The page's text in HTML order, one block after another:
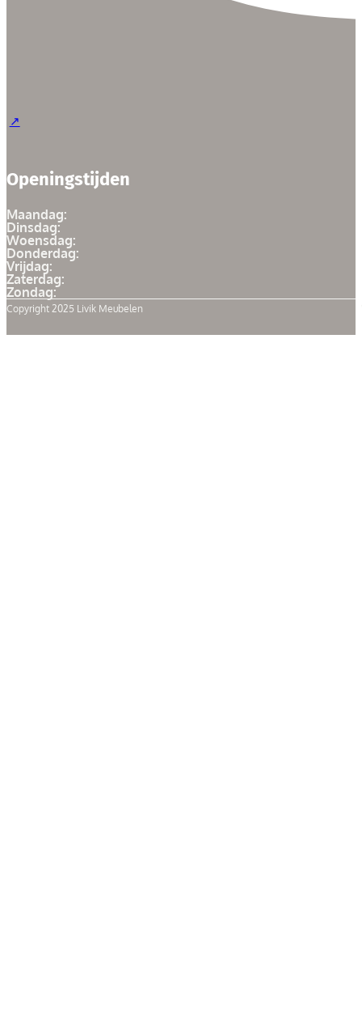
Openingstijden
Maandag:
Dinsdag:
Woensdag:
Donderdag:
Vrijdag:
Zaterdag:
Zondag:
Copyright 2025 Livik Meubelen